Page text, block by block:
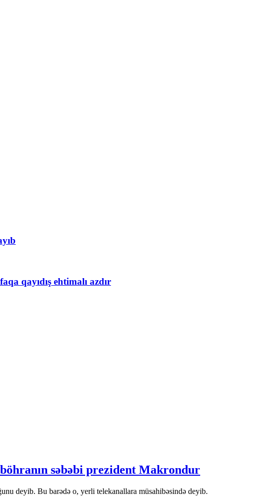
qayıdış ehtimalı azdır
səbəbi prezident Makrondur
deyib. Bu barədə o, yerli telekanallara müsahibəsində deyib.